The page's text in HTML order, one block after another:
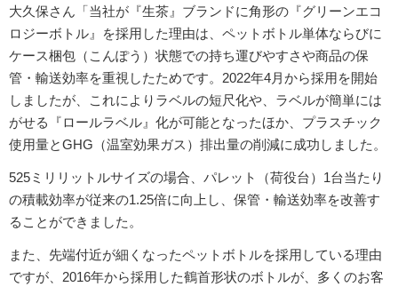
大久保さん「当社が『生茶』ブランドに角形の『グリーンエコ
ロジーボトル』を採用した理由は、ペットボトル単体ならびに
ケース梱包（こんぽう）状態での持ち運びやすさや商品の保
管・輸送効率を重視したためです。2022年4月から採用を開始
しましたが、これによりラベルの短尺化や、ラベルが簡単には
がせる『ロールラベル』化が可能となったほか、プラスチック
使用量とGHG（温室効果ガス）排出量の削減に成功しました。
525ミリリットルサイズの場合、パレット（荷役台）1台当たり
の積載効率が従来の1.25倍に向上し、保管・輸送効率を改善す
ることができました。
また、先端付近が細くなったペットボトルを採用している理由
ですが、2016年から採用した鶴首形状のボトルが、多くのお客